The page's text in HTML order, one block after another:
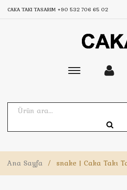
CAKA TAKI TASARIM +90 532 706 65 02
Toggle
Ana Sayfa / snake | Caka Takı